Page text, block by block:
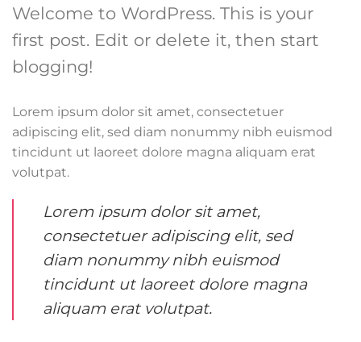
Welcome to WordPress. This is your
first post. Edit or delete it, then start
blogging!
Lorem ipsum dolor sit amet, consectetuer
adipiscing elit, sed diam nonummy nibh euismod
tincidunt ut laoreet dolore magna aliquam erat
volutpat.
Lorem ipsum dolor sit amet,
consectetuer adipiscing elit, sed
diam nonummy nibh euismod
tincidunt ut laoreet dolore magna
aliquam erat volutpat.